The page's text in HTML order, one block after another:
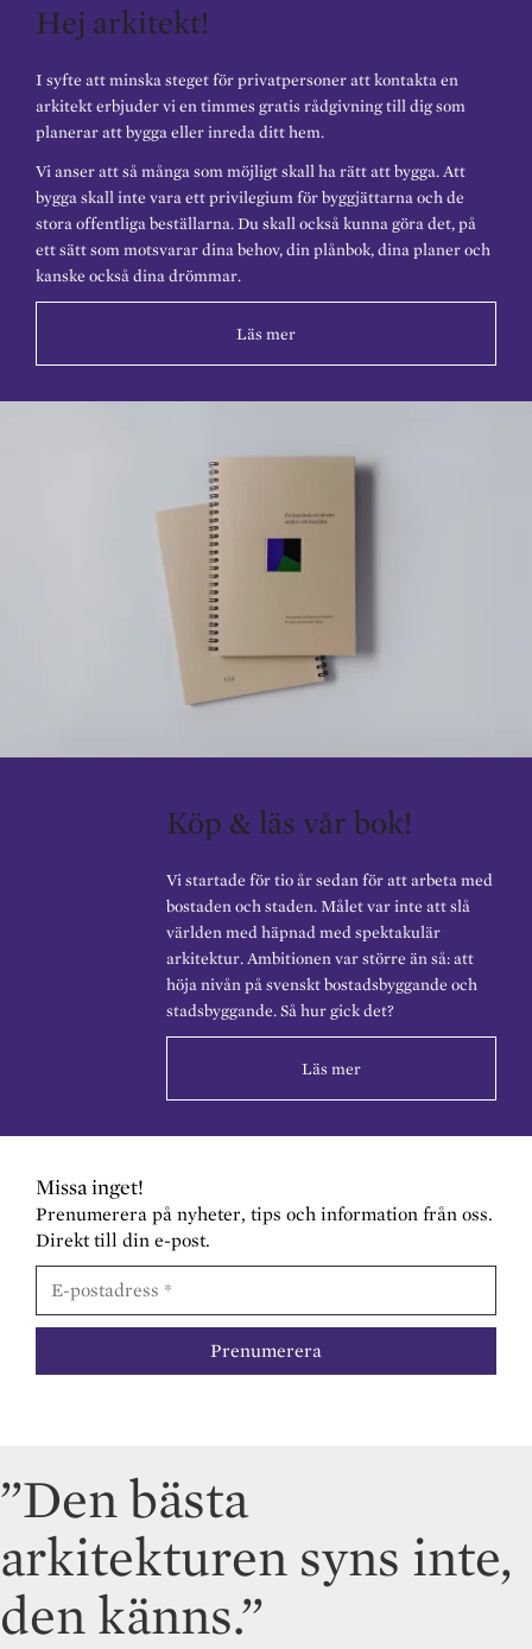
Missa inget!
Prenumerera på nyheter, tips och information från oss.
Direkt till din e-post.
Hej arkitekt!
I syfte att minska steget för privatpersoner att kontakta en
arkitekt erbjuder vi en timmes gratis rådgivning till dig som
planerar att bygga eller inreda ditt hem.
Vi anser att så många som möjligt skall ha rätt att bygga. Att
bygga skall inte vara ett privilegium för byggjättarna och de
stora offentliga beställarna. Du skall också kunna göra det, på
ett sätt som motsvarar dina behov, din plånbok, dina planer och
kanske också dina drömmar.
Läs mer
Köp & läs vår bok!
Vi startade för tio år sedan för att arbeta med
bostaden och staden. Målet var inte att slå
världen med häpnad med spektakulär
arkitektur. Ambitionen var större än så: att
höja nivån på svenskt bostadsbyggande och
stadsbyggande. Så hur gick det?
Läs mer
”Den bästa
arkitekturen syns inte,
den känns.”